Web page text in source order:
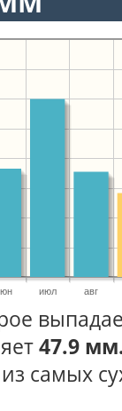
июл авг
47.9
самых